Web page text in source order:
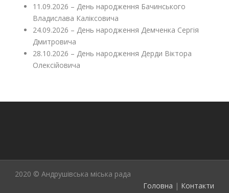
11.09.2026 – День народження Бачинського
Владислава Каліксовича
24.09.2026 – День народження Демченка Сергія
Дмитровича
28.10.2026 – День народження Дерди Віктора
Олексійовича
2020 © Андрушівська міська рада
Головна | Контакти